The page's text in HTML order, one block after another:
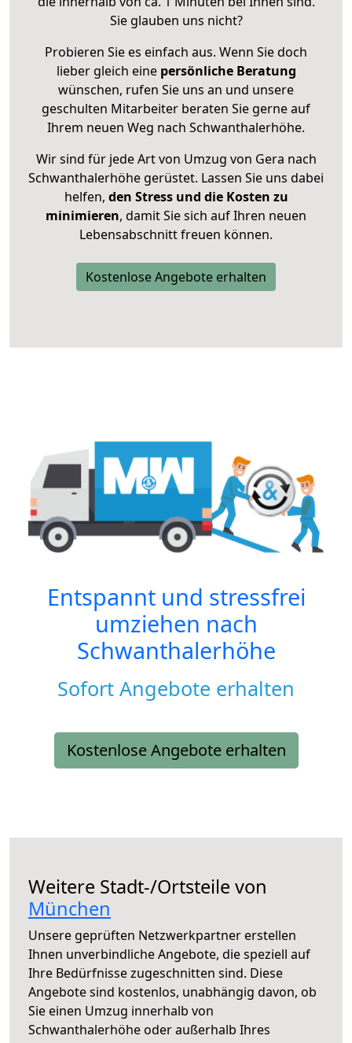
Sie glauben uns nicht?
Probieren Sie es einfach aus. Wenn Sie doch
lieber gleich eine persönliche Beratung
wünschen, rufen Sie uns an und unsere
geschulten Mitarbeiter beraten Sie gerne auf
Ihrem neuen Weg nach Schwanthalerhöhe.
Wir sind für jede Art von Umzug von Gera nach
Schwanthalerhöhe gerüstet. Lassen Sie uns dabei
helfen, den Stress und die Kosten zu
minimieren, damit Sie sich auf Ihren neuen
Lebensabschnitt freuen können.
Kostenlose Angebote erhalten
Entspannt und stressfrei
umziehen nach
Schwanthalerhöhe
Sofort Angebote erhalten
Kostenlose Angebote erhalten
Weitere Stadt-/Ortsteile von
München
Unsere geprüften Netzwerkpartner erstellen
Ihnen unverbindliche Angebote, die speziell auf
Ihre Bedürfnisse zugeschnitten sind. Diese
Angebote sind kostenlos, unabhängig davon, ob
Sie einen Umzug innerhalb von
Schwanthalerhöhe oder außerhalb Ihres